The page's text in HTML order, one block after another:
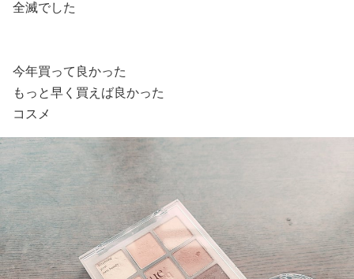
全滅でした
今年買って良かった
もっと早く買えば良かった
コスメ